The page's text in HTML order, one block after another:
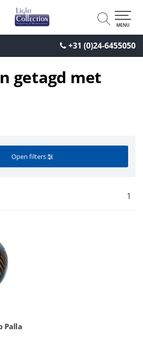
+31 (0)24-6455050
MENU
getagd met
Open filters
1
Palla